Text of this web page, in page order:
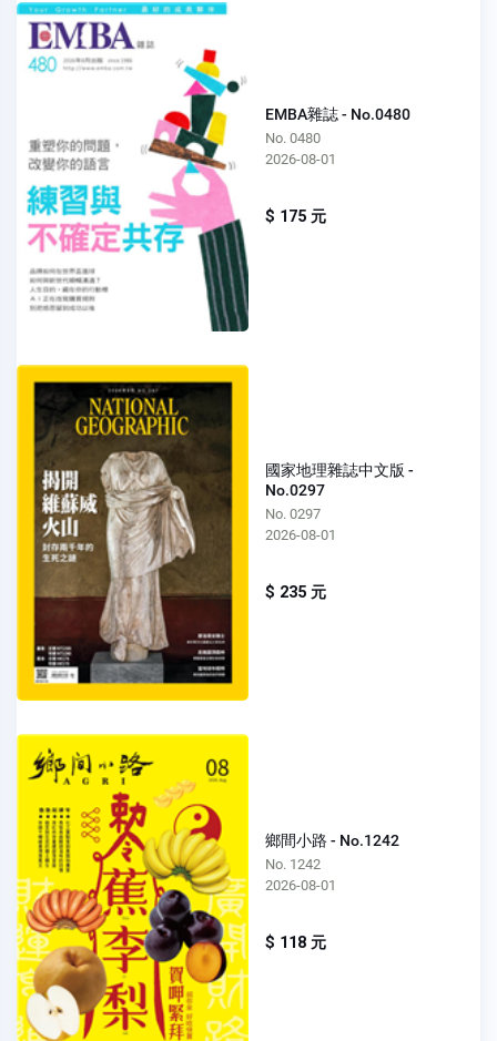
EMBA雜誌 - No.0480
No. 0480
2026-08-01
$ 175 元
國家地理雜誌中文版 -
No.0297
No. 0297
2026-08-01
$ 235 元
鄉間小路 - No.1242
No. 1242
2026-08-01
$ 118 元